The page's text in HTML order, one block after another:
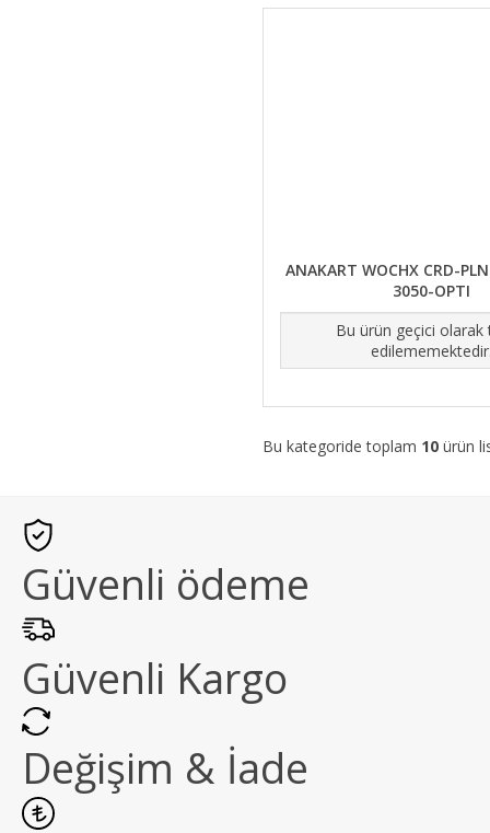
ANAKART WOCHX CRD-
3050-OPTI
Bu ürün geçici olarak
Bu kategoride toplam 10 ürün
Güvenli ödeme
Güvenli Kargo
Değişim & İade